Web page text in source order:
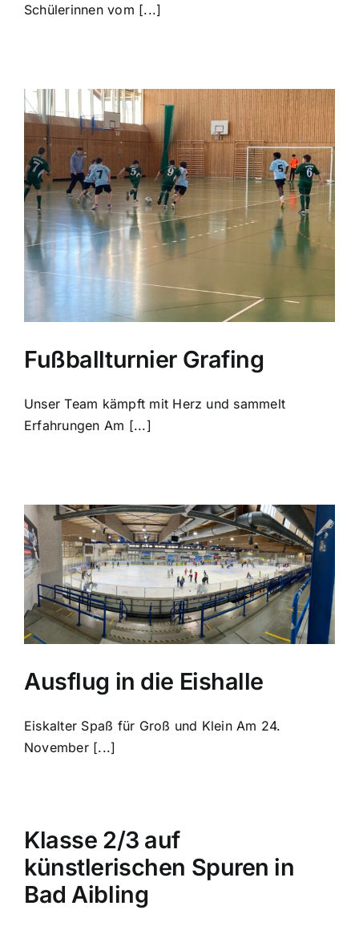
Schülerinnen vom [...]
Fußballturnier Grafing
Unser Team kämpft mit Herz und sammelt
Erfahrungen Am [...]
Ausflug in die Eishalle
Eiskalter Spaß für Groß und Klein Am 24.
November [...]
Klasse 2/3 auf
künstlerischen Spuren in
Bad Aibling